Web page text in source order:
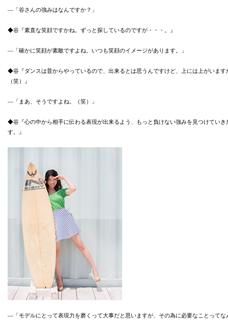
―「谷さんの強みはなんですか？」
◆谷『素直な笑顔ですかね。ずっと探しているのですが・・・。』
―「確かに笑顔が素敵ですよね。いつも笑顔のイメージがあります。」
◆谷『ダンスは昔からやっているので、出来るとは思うんですけど、上には上がいます
（笑）』
―「まあ、そうですよね。（笑）」
◆谷『心の中から相手に伝わる表現が出来るよう、もっと負けない強みを見つけていき
す。』
―「モデルにとって表現力を磨くって大事だと思いますが、その為に必要なことってな